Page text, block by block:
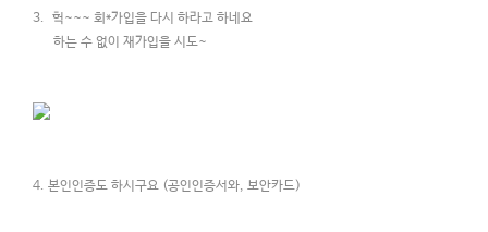
3. 헉~~~ 회*가입을 다시 하라고 하네요
하는 수 없이 재가입을 시도~
4. 본인인증도 하시구요 (공인인증서와, 보안카드)